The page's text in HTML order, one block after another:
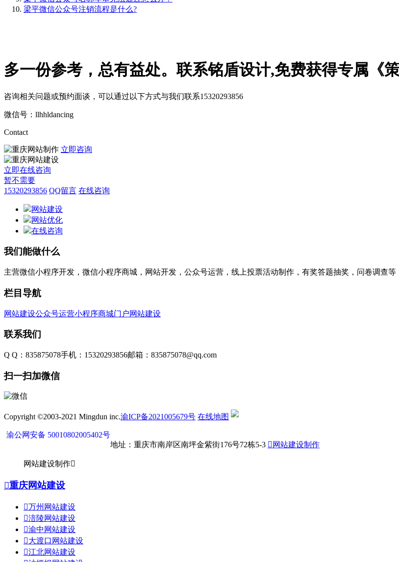
梁平微信公众号注销流程是什么?
多一份参考，总有益处。联系铭盾设计,免费获得专属《
咨询相关问题或预约面谈，可以通过以下方式与我们联系15320293856
微信号：llhhldancing
Contact
立即咨询
立即在线咨询
暂不需要
15320293856 QQ留言 在线咨询
网站建设
网站优化
在线咨询
我们能做什么
主营微信小程序开发，微信小程序商城，网站开发，公众号运营，线上投票活动制作，有奖答题抽奖，问卷调查
栏目导航
网站建设公众号运营小程序商城门户网站建设
联系我们
Q Q：835875078手机：15320293856邮箱：835875078@qq.com
扫一扫加微信
Copyright ©2003-2021 Mingdun inc.渝ICP备2021005679号 在线地图
渝公网安备 50010802005402号
地址：重庆市南岸区南坪金紫街176号72栋5-3  网站建设制作
网站建设制作
重庆网站建设
万州网站建设
涪陵网站建设
渝中网站建设
大渡口网站建设
江北网站建设